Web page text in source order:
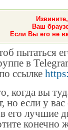
- чат
пытаться
в
ссылке
когда вы
но если у
в его лучшие
конечно
Ваш
Если Вы его не